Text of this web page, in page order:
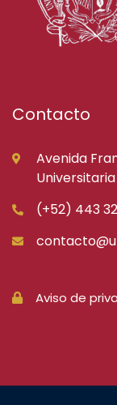
Contacto
Avenida
(+52) 443
Aviso de